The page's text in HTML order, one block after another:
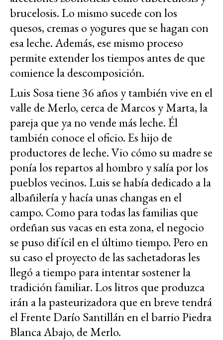
brucelosis. Lo mismo sucede con los
quesos, cremas o yogures que se hagan con
esa leche. Además, ese mismo proceso
permite extender los tiempos antes de que
comience la descomposición.
Luis Sosa tiene 36 años y también vive en el
valle de Merlo, cerca de Marcos y Marta, la
pareja que ya no vende más leche. Él
también conoce el oficio. Es hijo de
productores de leche. Vio cómo su madre se
ponía los repartos al hombro y salía por los
pueblos vecinos. Luis se había dedicado a la
albañilería y hacía unas changas en el
campo. Como para todas las familias que
ordeñan sus vacas en esta zona, el negocio
se puso difícil en el último tiempo. Pero en
su caso el proyecto de las sachetadoras les
llegó a tiempo para intentar sostener la
tradición familiar. Los litros que produzca
irán a la pasteurizadora que en breve tendrá
el Frente Darío Santillán en el barrio Piedra
Blanca Abajo, de Merlo.